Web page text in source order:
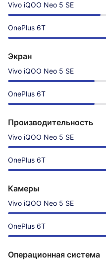
Vivo iQOO Neo 5 SE
OnePlus 6T
Экран
Vivo iQOO Neo 5 SE
OnePlus 6T
Производительность
Vivo iQOO Neo 5 SE
OnePlus 6T
Камеры
Vivo iQOO Neo 5 SE
OnePlus 6T
Операционная система